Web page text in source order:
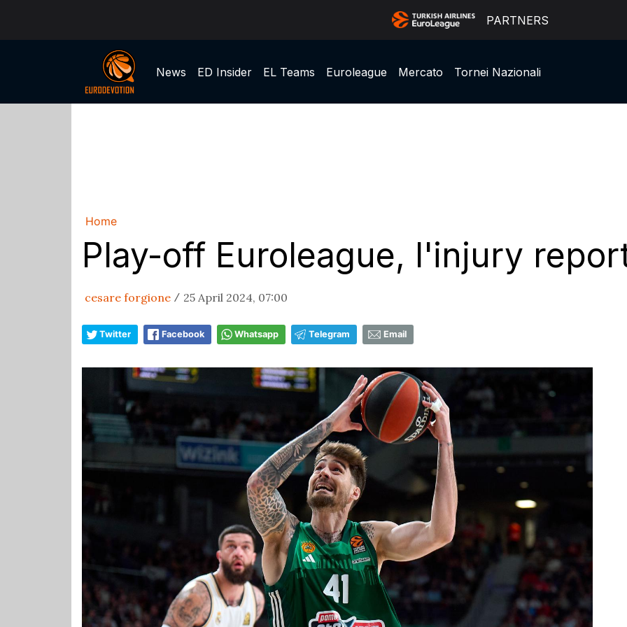
PARTNERS
News ED Insider EL Teams Euroleague Mercato Tornei Nazionali
Home
Play-off Euroleague, l'injury
cesare forgione / 25 April 2024, 07:00
Twitter Facebook Whatsapp Telegram Email